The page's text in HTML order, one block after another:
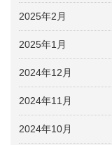
2025年2月
2025年1月
2024年12月
2024年11月
2024年10月